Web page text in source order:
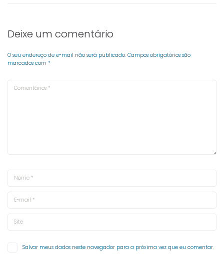
Deixe um comentário
O seu endereço de e-mail não será publicado. Campos obrigatórios são
marcados com *
Salvar meus dados neste navegador para a próxima vez que eu comentar.